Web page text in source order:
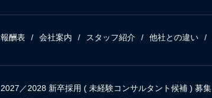
報酬表 会社案内 スタッフ紹介 他社との違い
2027／2028 新卒採用 ( 未経験コンサルタント候補 ) 募集